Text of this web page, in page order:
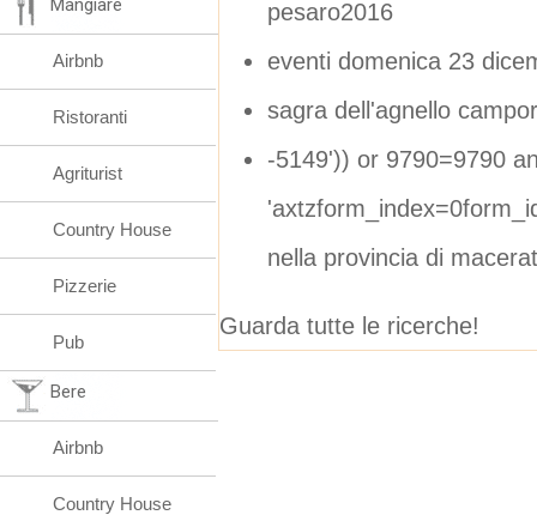
pesaro2016
eventi domenica 23
sagra dell'agnello
-5149')) or 9790=9790
nella provincia di
Guarda tutte le ricerche!
Mangiare
Airbnb
Ristoranti
Agriturist
Country House
Pizzerie
Pub
Bere
Airbnb
Country House